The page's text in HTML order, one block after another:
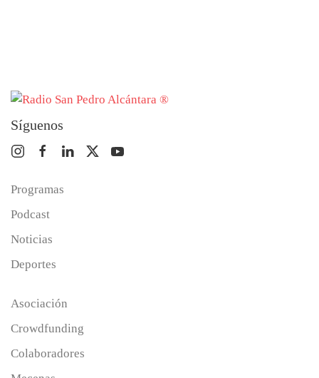
Síguenos
Programas
Podcast
Noticias
Deportes
Asociación
Crowdfunding
Colaboradores